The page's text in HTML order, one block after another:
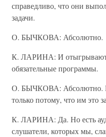
справедливо, что они
задачи.
О. БЫЧКОВА: Абсолютно.
К. ЛАРИНА: И отыгрывают
обязательные программы.
О. БЫЧКОВА: Абсолютно.
только потому, что им это
К. ЛАРИНА: Да. Но есть
слушатели, которых мы,